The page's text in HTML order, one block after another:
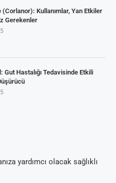
(Corlanor): Kullanımlar, Yan Etkiler
Gerekenler
Gut Hastalığı Tedavisinde Etkili
yardımcı olacak sağlıklı